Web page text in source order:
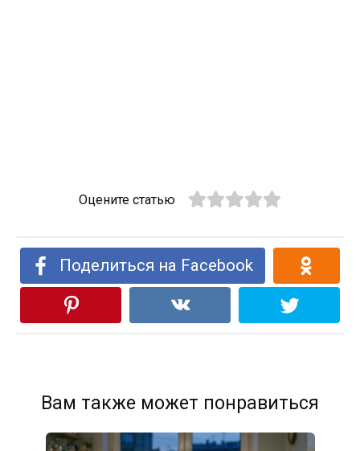
Оцените статью
Поделиться на Facebook
Вам также может понравиться